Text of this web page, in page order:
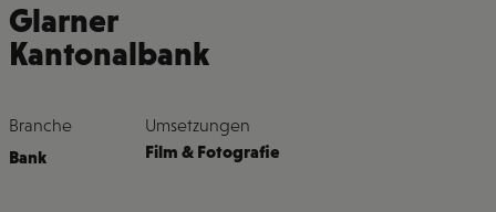
Glarner
Kantonalbank
Branche
Bank
Umsetzungen
Film & Fotografie